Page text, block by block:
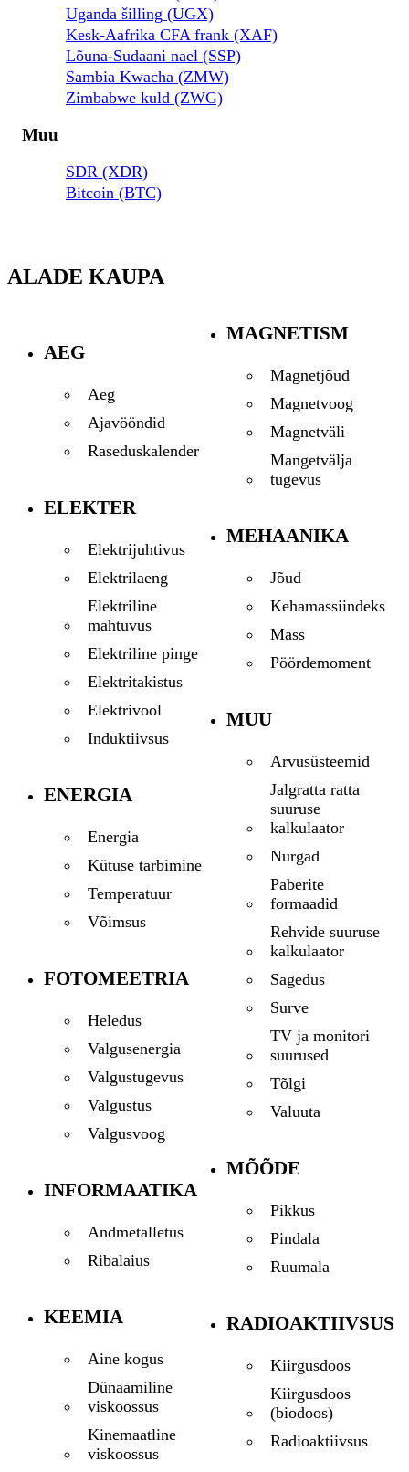
Uganda šilling (UGX)
Kesk-Aafrika CFA frank (XAF)
Lõuna-Sudaani nael (SSP)
Sambia Kwacha (ZMW)
Zimbabwe kuld (ZWG)
Muu
SDR (XDR)
Bitcoin (BTC)
ALADE KAUPA
AEG
Aeg
Ajavööndid
Raseduskalender
ELEKTER
Elektrijuhtivus
Elektrilaeng
Elektriline
mahtuvus
Elektriline pinge
Elektritakistus
Elektrivool
Induktiivsus
ENERGIA
Energia
Kütuse tarbimine
Temperatuur
Võimsus
FOTOMEETRIA
Heledus
Valgusenergia
Valgustugevus
Valgustus
Valgusvoog
INFORMAATIKA
Andmetalletus
Ribalaius
KEEMIA
Aine kogus
Dünaamiline
viskoossus
Kinemaatline
viskoossus
MAGNETISM
Magnetjõud
Magnetvoog
Magnetväli
Mangetvälja
tugevus
MEHAANIKA
Jõud
Kehamassiindeks
Mass
Pöördemoment
MUU
Arvusüsteemid
Jalgratta ratta
suuruse
kalkulaator
Nurgad
Paberite
formaadid
Rehvide suuruse
kalkulaator
Sagedus
Surve
TV ja monitori
suurused
Tõlgi
Valuuta
MÕÕDE
Pikkus
Pindala
Ruumala
RADIOAKTIIVSUS
Kiirgusdoos
Kiirgusdoos
(biodoos)
Radioaktiivsus